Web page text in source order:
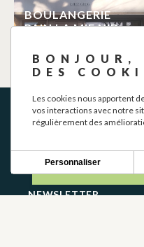
BOULANGERIE
PAIN LA MIE NID
NEWSLETTER
BONJOUR,
DES
Les cookies nous apportent
vos interactions avec notre
régulièrement des
Personnaliser